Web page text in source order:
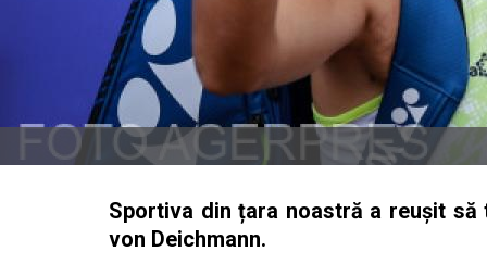
Sportiva din țara noastră a reușit
von Deichmann.